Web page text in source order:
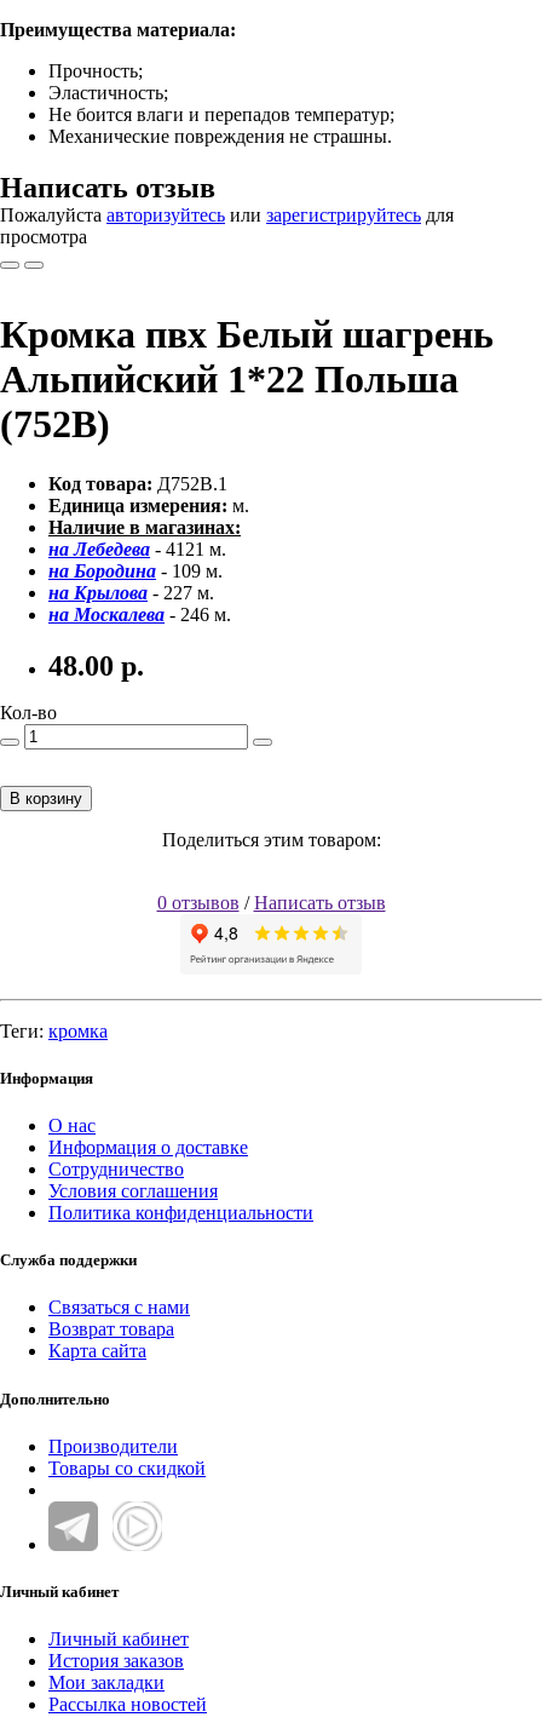
Преимущества материала:
Прочность;
Эластичность;
Не боится влаги и перепадов температур;
Механические повреждения не страшны.
Написать отзыв
Пожалуйста авторизуйтесь или зарегистрируйтесь для
просмотра
Кромка пвх Белый шагрень
Альпийский 1*22 Польша
(752B)
Код товара: Д752В.1
Единица измерения: м.
Наличие в магазинах:
на Лебедева - 4121 м.
на Бородина - 109 м.
на Крылова - 227 м.
на Москалева - 246 м.
48.00 р.
Кол-во
В корзину
Поделиться этим товаром:
0 отзывов /Написать отзыв
Теги: кромка
Информация
О нас
Информация о доставке
Сотрудничество
Условия соглашения
Политика конфиденциальности
Служба поддержки
Связаться с нами
Возврат товара
Карта сайта
Дополнительно
Производители
Товары со скидкой
Личный кабинет
Личный кабинет
История заказов
Мои закладки
Рассылка новостей